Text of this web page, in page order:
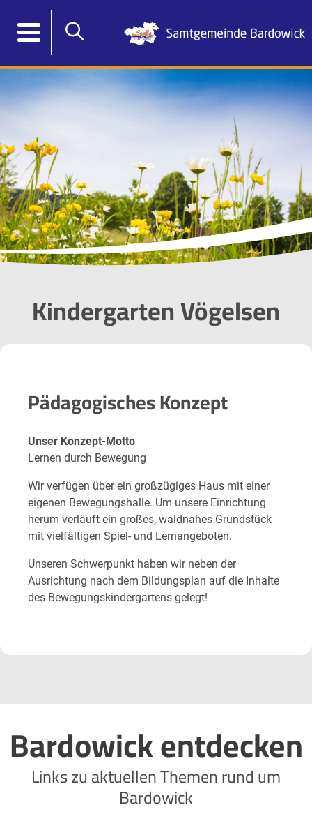
Kindergarten Vögelsen
Pädagogisches Konzept
Unser Konzept-Motto
Lernen durch Bewegung
Wir verfügen über ein großzügiges Haus mit einer
eigenen Bewegungshalle. Um unsere Einrichtung
herum verläuft ein großes, waldnahes Grundstück
mit vielfältigen Spiel- und Lernangeboten.
Unseren Schwerpunkt haben wir neben der
Ausrichtung nach dem Bildungsplan auf die Inhalte
des Bewegungskindergartens gelegt!
Bardowick entdecken
Links zu aktuellen Themen rund um
Bardowick